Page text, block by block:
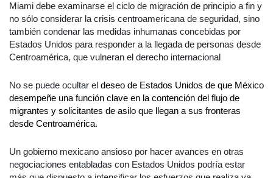
Miami debe examinarse el ciclo de migración de principio a fin y
no sólo considerar la crisis centroamericana de seguridad, sino
también condenar las medidas inhumanas concebidas por
Estados Unidos para responder a la llegada de personas desde
Centroamérica, que vulneran el derecho internacional
No se puede ocultar el deseo de Estados Unidos de que México
desempeñe una función clave en la contención del flujo de
migrantes y solicitantes de asilo que llegan a sus fronteras
desde Centroamérica.
Un gobierno mexicano ansioso por hacer avances en otras
negociaciones entabladas con Estados Unidos podría estar